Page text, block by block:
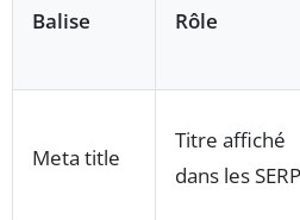
Balise Rôle
Meta title
Titre affiché
dans les SERP